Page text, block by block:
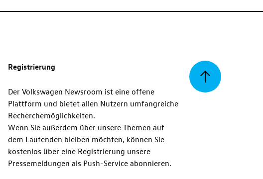
Zurück
Registrierung
Der Volkswagen Newsroom ist eine offene
Plattform und bietet allen Nutzern umfangreiche
Recherchemöglichkeiten.
Wenn Sie außerdem über unsere Themen auf
dem Laufenden bleiben möchten, können Sie
kostenlos über eine Registrierung unsere
Pressemeldungen als Push-Service abonnieren.